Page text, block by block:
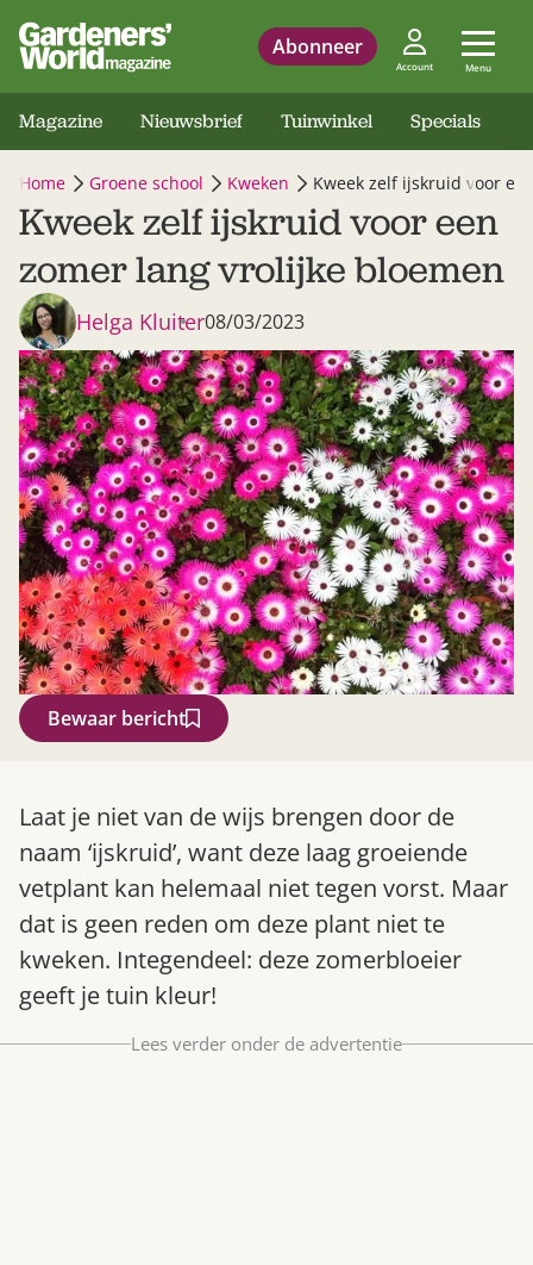
Abonneer
Account Menu
Gardeners’ World 08/2026
Magazine Nieuwsbrief Tuinwinkel Specials
Home Groene school Kweken Kweek zelf ijskruid voor
Kweek zelf ijskruid voor een
zomer lang vrolijke bloemen
Helga Kluiter08/03/2023
Bewaar bericht
Laat je niet van de wijs brengen door de
naam ‘ijskruid’, want deze laag groeiende
vetplant kan helemaal niet tegen vorst. Maar
dat is geen reden om deze plant niet te
kweken. Integendeel: deze zomerbloeier
geeft je tuin kleur!
Lees verder onder de advertentie